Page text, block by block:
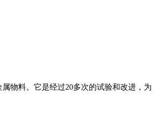
物料。它是经过20多次的试验和改进，为